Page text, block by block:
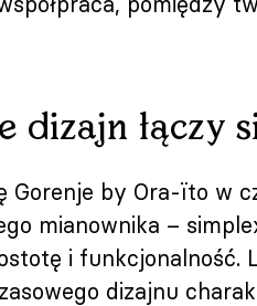
dizajn łączy
Gorenje by Ora-ïto w
mianownika –
i funkcjonalność.
dizajnu